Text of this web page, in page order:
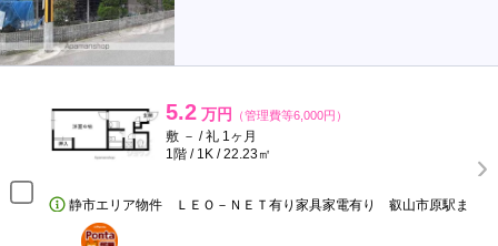
5.2 万円 （管理費等6,000円）
敷 － / 礼 1ヶ月
1階 / 1K / 22.23㎡
静市エリア物件 ＬＥＯ－ＮＥＴ有り家具家電有り 叡山市原駅ま
ポンタ
部屋